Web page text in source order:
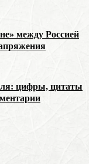
между Россией
цифры, цитаты